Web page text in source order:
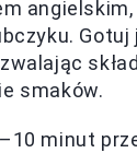
Gotuj
smaków.
minut